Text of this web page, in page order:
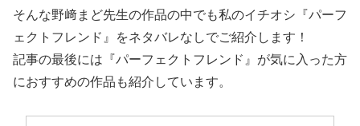
そんな野﨑まど先生の作品の中でも私のイチオシ『パーフ
ェクトフレンド』をネタバレなしでご紹介します！
記事の最後には『パーフェクトフレンド』が気に入った方
におすすめの作品も紹介しています。